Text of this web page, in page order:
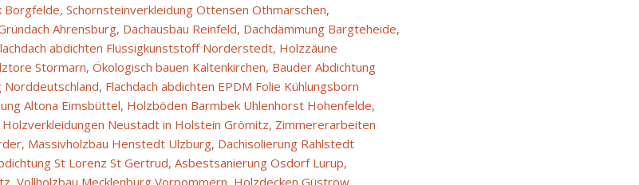
Borgfelde, Schornsteinverkleidung Ottensen Othmarschen,
Ahrensburg, Dachausbau Reinfeld, Dachdämmung Bargteheide,
abdichten Flüssigkunststoff Norderstedt, Holzzäune
Stormarn, Ökologisch bauen Kaltenkirchen, Bauder Abdichtung
Norddeutschland, Flachdach abdichten EPDM Folie Kühlungsborn
Altona Eimsbüttel, Holzböden Barmbek Uhlenhorst Hohenfelde,
Holzverkleidungen Neustadt in Holstein Grömitz, Zimmererarbeiten
, Massivholzbau Henstedt Ulzburg, Dachisolierung Rahlstedt
St Lorenz St Gertrud, Asbestsanierung Osdorf Lurup,
Vollholzbau Mecklenburg Vorpommern Holzdecken Güstrow